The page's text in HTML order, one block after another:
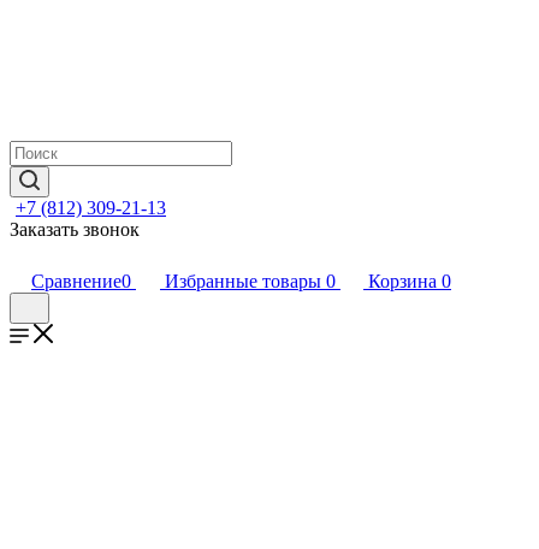
+7 (812) 309-21-13
Заказать звонок
Сравнение0 Избранные товары 0 Корзина 0